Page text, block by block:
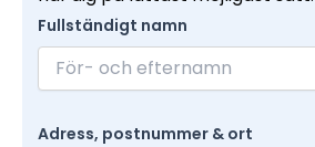
Fullständigt namn
Adress, postnummer & ort